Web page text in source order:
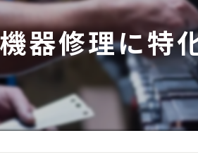
機器修理に特